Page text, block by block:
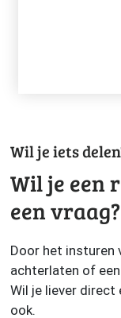
Wil je iets
Wil je een
een vraag?
Door het insturen
achterlaten of
Wil je liever direct
ook.